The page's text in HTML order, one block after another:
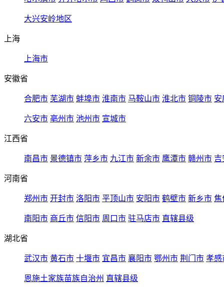
大兴安岭地区
上海
上海市
安徽省
合肥市 芜湖市 蚌埠市 淮南市 马鞍山市 淮北市 铜陵市 安
六安市 亳州市 池州市 宣城市
江西省
南昌市 景德镇市 萍乡市 九江市 新余市 鹰潭市 赣州市 吉
河南省
郑州市 开封市 洛阳市 平顶山市 安阳市 鹤壁市 新乡市 焦
南阳市 商丘市 信阳市 周口市 驻马店市 直辖县级
湖北省
武汉市 黄石市 十堰市 宜昌市 襄阳市 鄂州市 荆门市 孝感
恩施土家族苗族自治州 直辖县级